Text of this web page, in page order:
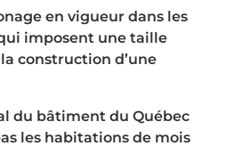
en vigueur dans les
imposent une taille
construction d’une
du bâtiment du Québec
les habitations de mois